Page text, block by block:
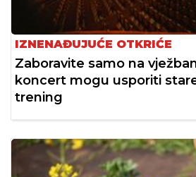
IZNENAĐUJUĆE OTKRIĆE
Zaboravite samo na
koncert mogu usporiti
trening